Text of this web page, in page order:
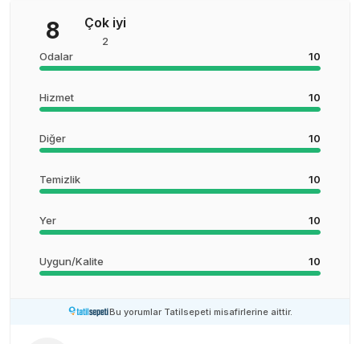
8 Çok iyi
2
Odalar
10
Hizmet 10
Diğer 10
Temizlik 10
Yer 10
Uygun/Kalite 10
Bu yorumlar Tatilsepeti misafirlerine aittir.